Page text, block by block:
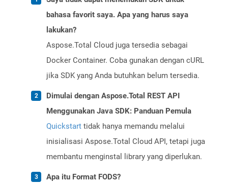
bahasa favorit saya. Apa yang harus saya
lakukan?
Aspose.Total Cloud juga tersedia sebagai
Docker Container. Coba gunakan dengan cURL
jika SDK yang Anda butuhkan belum tersedia.
Dimulai dengan Aspose.Total REST API
Menggunakan Java SDK: Panduan Pemula
Quickstart tidak hanya memandu melalui
inisialisasi Aspose.Total Cloud API, tetapi juga
membantu menginstal library yang diperlukan.
Apa itu Format FODS?